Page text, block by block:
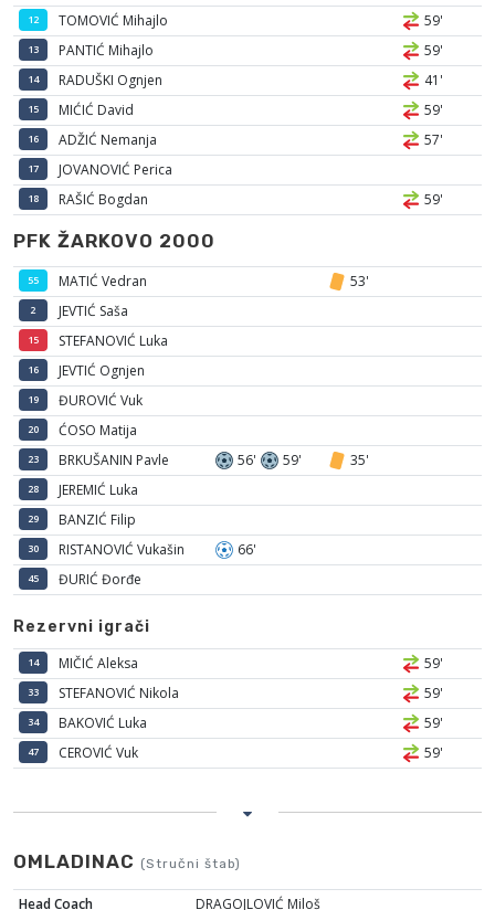
12 TOMOVIĆ Mihajlo 59'
13 PANTIĆ Mihajlo 59'
14 RADUŠKI Ognjen 41'
15 MIĆIĆ David 59'
16 ADŽIĆ Nemanja 57'
17 JOVANOVIĆ Perica
18 RAŠIĆ Bogdan 59'
PFK ŽARKOVO 2000
55 MATIĆ Vedran 53'
2 JEVTIĆ Saša
15 STEFANOVIĆ Luka
16 JEVTIĆ Ognjen
19 ĐUROVIĆ Vuk
20 ĆOSO Matija
23 BRKUŠANIN Pavle 56' 59' 35'
28 JEREMIĆ Luka
29 BANZIĆ Filip
30 RISTANOVIĆ Vukašin 66'
45 ĐURIĆ Đorđe
Rezervni igrači
14 MIČIĆ Aleksa 59'
33 STEFANOVIĆ Nikola 59'
34 BAKOVIĆ Luka 59'
47 CEROVIĆ Vuk 59'
OMLADINAC (Stručni štab)
Head Coach DRAGOJLOVIĆ Miloš